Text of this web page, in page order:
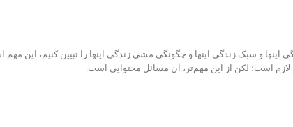
و سبک زندگی اینها و چگونگی مشی زندگی اینها را تبیین کنیم، این
لازم است؛ لکن از این مهم‌تر، آن مسائل محتوایی است.